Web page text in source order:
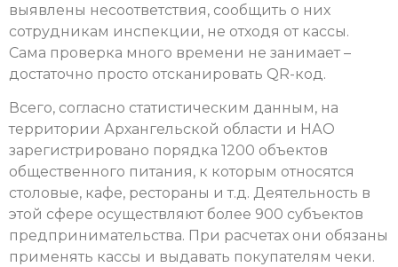
выявлены несоответствия, сообщить о них
сотрудникам инспекции, не отходя от кассы.
Сама проверка много времени не занимает –
достаточно просто отсканировать QR-код.
Всего, согласно статистическим данным, на
территории Архангельской области и НАО
зарегистрировано порядка 1200 объектов
общественного питания, к которым относятся
столовые, кафе, рестораны и т.д. Деятельность в
этой сфере осуществляют более 900 субъектов
предпринимательства. При расчетах они обязаны
применять кассы и выдавать покупателям чеки.